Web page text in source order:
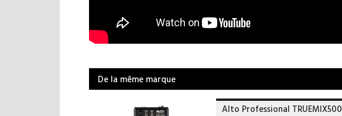
De la même marque
Alto Professional TRUEMIX500